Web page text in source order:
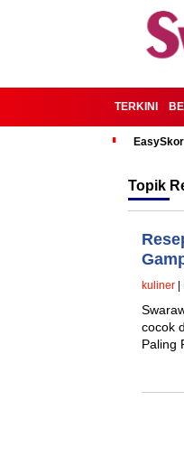
TERKINI
Topik
kuliner
cocok
Paling